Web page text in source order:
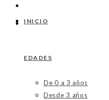
INICIO
EDADES
De 0 a 3 años
Desde 3 años